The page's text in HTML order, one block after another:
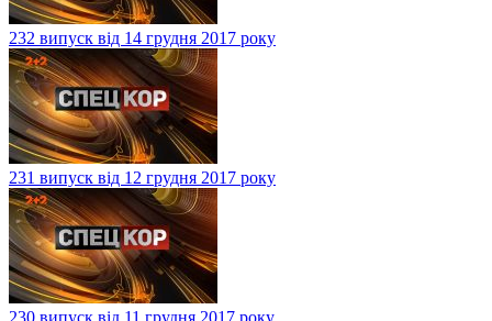
232 випуск від 14 грудня 2017 року
231 випуск від 12 грудня 2017 року
230 випуск від 11 грудня 2017 року